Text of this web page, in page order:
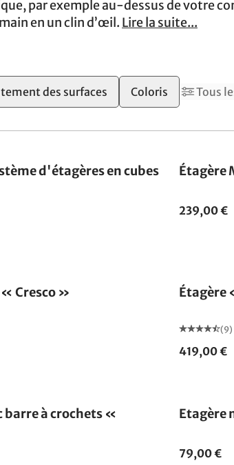
par exemple au-dessus de votre
en un clin d’œil. Lire la suite...
des surfaces Coloris Tous
d'étagères en cubes
Étagère
239,00 €
Cresco » Étagère
(9)
419,00 €
barre à crochets «
Etagère
79,00 €